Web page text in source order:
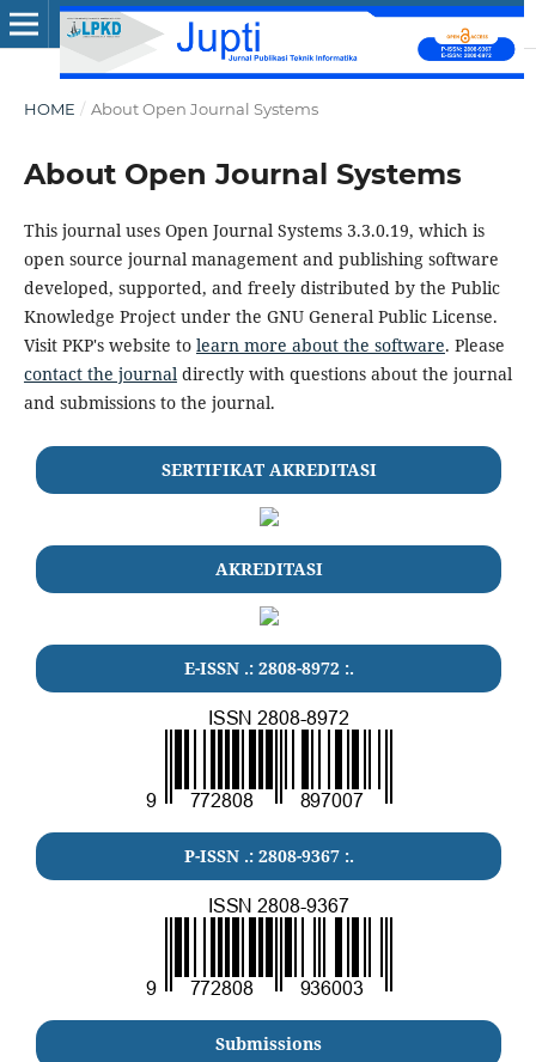
HOME / About Open Journal Systems
About Open Journal Systems
This journal uses Open Journal Systems 3.3.0.19, which is
open source journal management and publishing software
developed, supported, and freely distributed by the Public
Knowledge Project under the GNU General Public License.
Visit PKP's website to learn more about the software. Please
contact the journaldirectly with questions about the journal
and submissions to the journal.
SERTIFIKAT AKREDITASI
AKREDITASI
E-ISSN .: 2808-8972:.
P-ISSN .: 2808-9367:.
Submissions